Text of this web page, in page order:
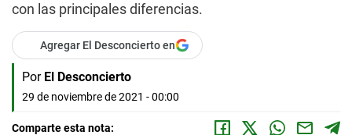
con las principales diferencias.
Agregar El Desconcierto en
Por El Desconcierto
29 de noviembre de 2021 - 00:00
Comparte esta nota: